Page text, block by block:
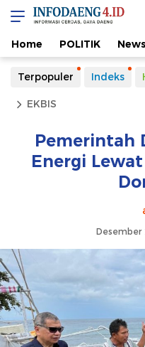
Home POLITIK News
Terpopuler Indeks
EKBIS
Pemerintah
Energi
Desember